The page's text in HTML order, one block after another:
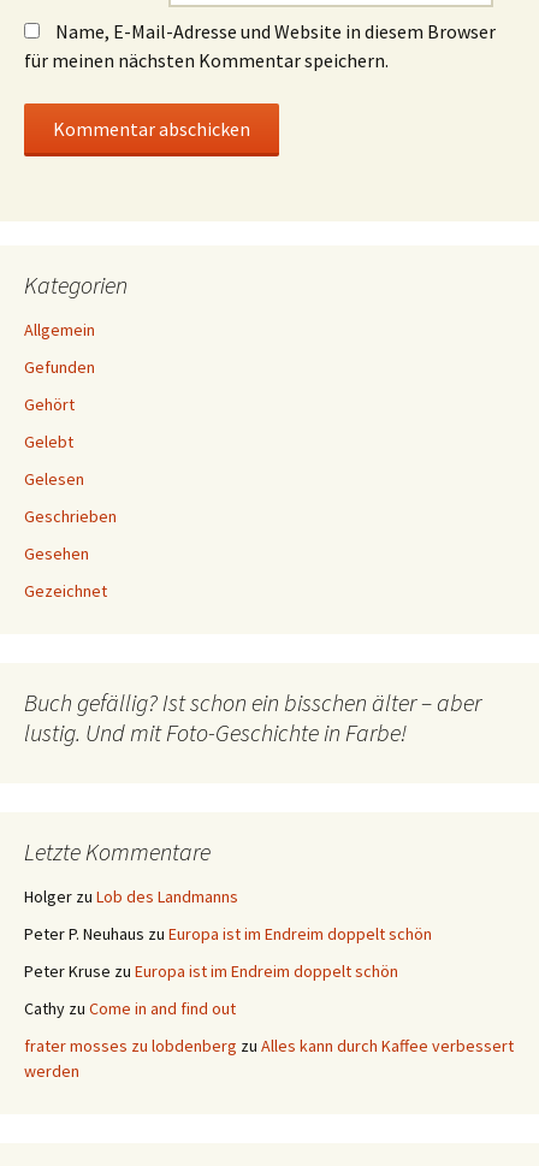
Name, E-Mail-Adresse und Website in diesem Browser
für meinen nächsten Kommentar speichern.
Kategorien
Allgemein
Gefunden
Gehört
Gelebt
Gelesen
Geschrieben
Gesehen
Gezeichnet
Buch gefällig? Ist schon ein bisschen älter – aber
lustig. Und mit Foto-Geschichte in Farbe!
Letzte Kommentare
Holger zu Lob des Landmanns
Peter P. Neuhaus zu Europa ist im Endreim doppelt schön
Peter Kruse zu Europa ist im Endreim doppelt schön
Cathy zu Come in and find out
frater mosses zu lobdenberg zu Alles kann durch Kaffee verbessert
werden